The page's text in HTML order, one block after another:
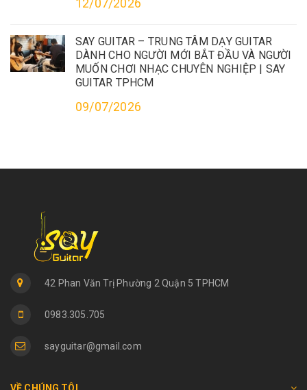
12/07/2026
SAY GUITAR – TRUNG TÂM DẠY GUITAR
DÀNH CHO NGƯỜI MỚI BẮT ĐẦU VÀ NGƯỜI
MUỐN CHƠI NHẠC CHUYÊN NGHIỆP | SAY
GUITAR TPHCM
09/07/2026
42 Phan Văn Trị Phường 2 Quận 5 TPHCM
0983.305.705
sayguitar@gmail.com